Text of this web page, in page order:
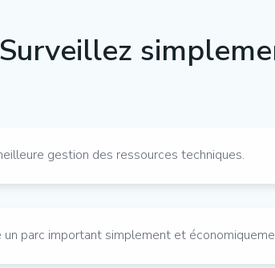
Surveillez
gestion des ressources techniques.
un parc important simplement et